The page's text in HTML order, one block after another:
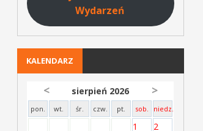
Wydarzeń
KALENDARZ
< sierpień 2026 >
pon. wt. śr. czw. pt. sob. niedz.
1
2